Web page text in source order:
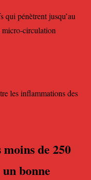
qui pénètrent jusqu’au
micro-circulation
les inflammations des
de 250
bonne